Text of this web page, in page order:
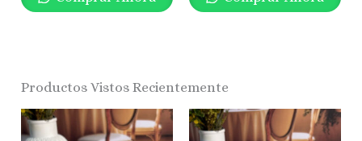
Productos Vistos Recientemente